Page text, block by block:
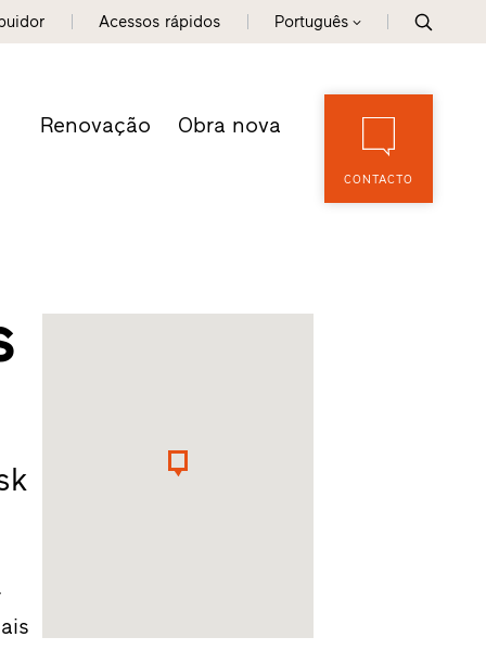
Acessos rápidos Português
Renovação Obra nova
CONTACTO